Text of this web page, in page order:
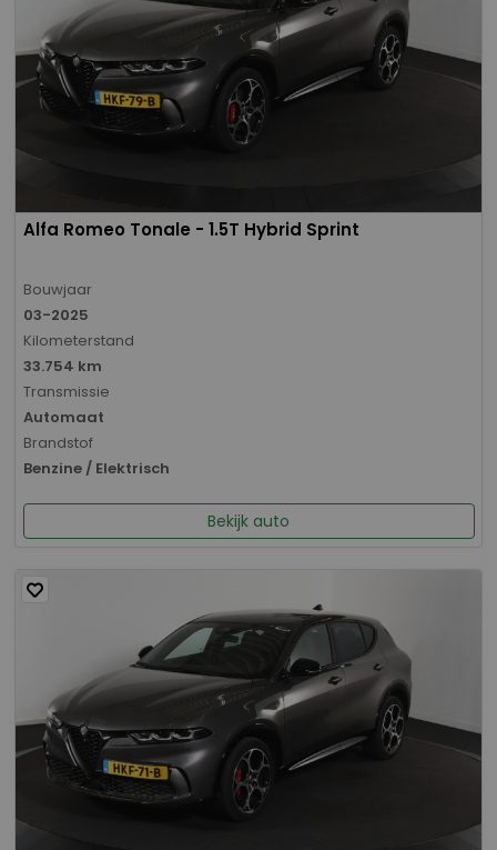
Alfa Romeo Tonale - 1.5T Hybrid Sprint
Bouwjaar
03-2025
Kilometerstand
33.754 km
Transmissie
Automaat
Brandstof
Benzine / Elektrisch
Bekijk auto